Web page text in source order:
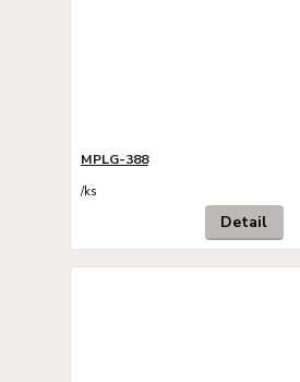
MPLG-388
/ks
Detail